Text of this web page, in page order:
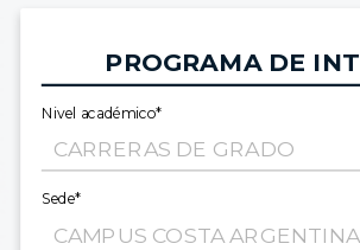
PROGRAMA DE
Nivel académico*
Sede*